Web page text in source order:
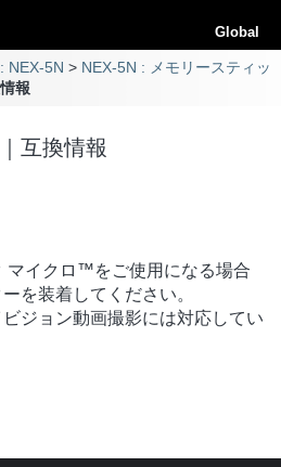
Global
NEX-5N
NEX-5N : メモリースティッ
報
互換情報
マイクロ™をご使用になる場合
を装着してください。
ジョン動画撮影には対応してい